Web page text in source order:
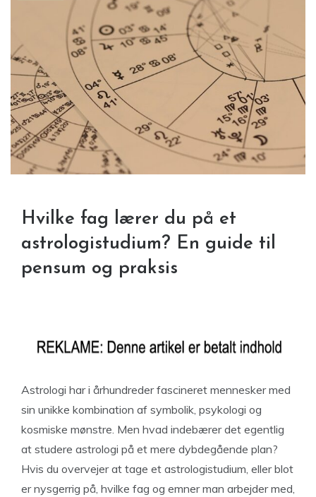
Hvilke fag lærer du på et
astrologistudium? En guide til
pensum og praksis
Astrologi har i århundreder fascineret mennesker med
sin unikke kombination af symbolik, psykologi og
kosmiske mønstre. Men hvad indebærer det egentlig
at studere astrologi på et mere dybdegående plan?
Hvis du overvejer at tage et astrologistudium, eller blot
er nysgerrig på, hvilke fag og emner man arbejder med,